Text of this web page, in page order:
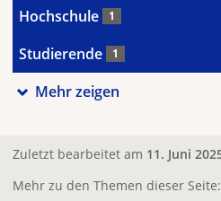
Hochschule 1
Studierende 1
Mehr zeigen
Zuletzt bearbeitet am 11. Juni
Mehr zu den Themen dieser Seite: